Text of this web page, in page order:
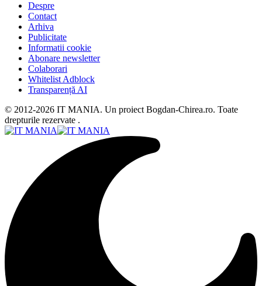
Despre
Contact
Arhiva
Publicitate
Informatii cookie
Abonare newsletter
Colaborari
Whitelist Adblock
Transparență AI
© 2012-2026 IT MANIA. Un proiect Bogdan-Chirea.ro. Toate
drepturile rezervate .